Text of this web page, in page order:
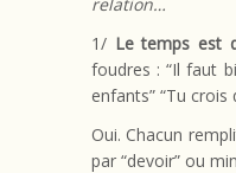
1/ Le temps est
foudres : “Il faut
enfants” “Tu crois
Oui. Chacun
par “devoir” ou